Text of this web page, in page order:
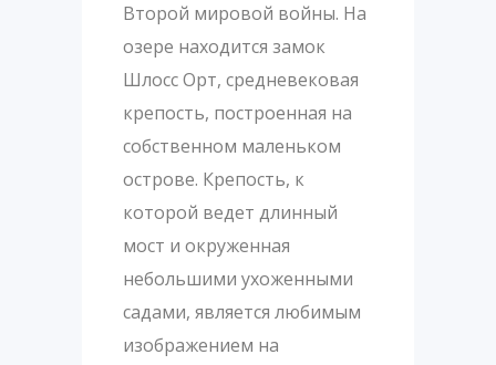
Второй мировой войны. На
озере находится замок
Шлосс Орт, средневековая
крепость, построенная на
собственном маленьком
острове. Крепость, к
которой ведет длинный
мост и окруженная
небольшими ухоженными
садами, является любимым
изображением на